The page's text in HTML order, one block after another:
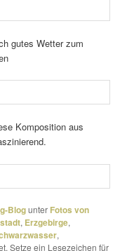
gutes Wetter zum
Komposition aus
Blogunter Fotos von
, Erzgebirge,
,
Setze ein Lesezeichen für